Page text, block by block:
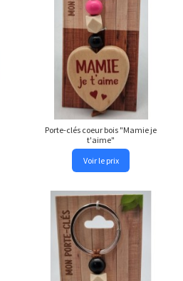
Porte-clés coeur bois "Mamie je
t'aime"
Voir le prix